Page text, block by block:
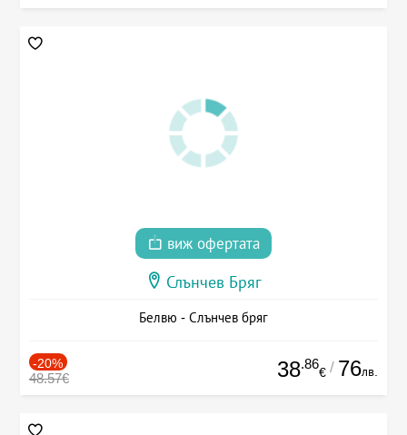
виж офертата
Слънчев Бряг
Белвю - Слънчев бряг
-20%
48.57€ 38.86
€ / 76лв.